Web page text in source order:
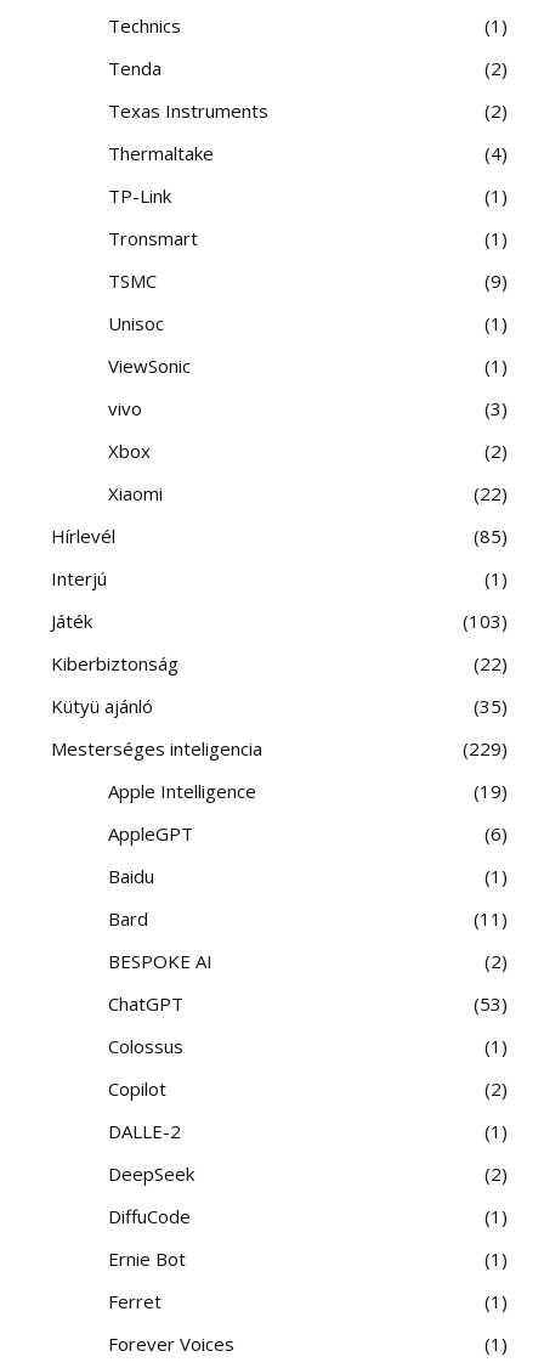
Technics
1
Tenda
2
Texas Instruments
2
Thermaltake
4
TP-Link
1
Tronsmart
1
TSMC
9
Unisoc
1
ViewSonic
1
vivo
3
Xbox
2
Xiaomi
22
Hírlevél
85
Interjú
1
Játék
103
Kiberbiztonság
22
Kütyü ajánló
35
Mesterséges inteligencia
229
Apple Intelligence
19
AppleGPT
6
Baidu
1
Bard
11
BESPOKE AI
2
ChatGPT
53
Colossus
1
Copilot
2
DALLE-2
1
DeepSeek
2
DiffuCode
1
Ernie Bot
1
Ferret
1
Forever Voices
1